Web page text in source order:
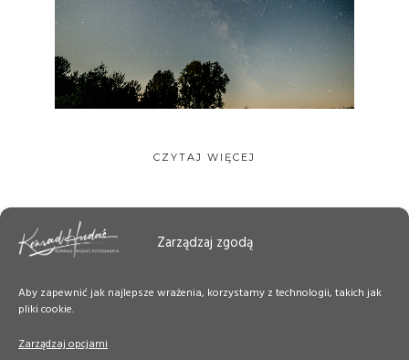
Zarządzaj zgodą
Aby zapewnić jak najlepsze wrażenia, korzystamy z technologii, takich jak
pliki cookie.
Zarządzaj opcjami
CZYTAJ WIĘCEJ